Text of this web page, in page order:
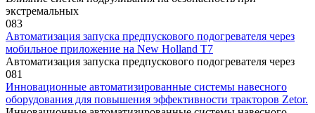
экстремальных
083
Автоматизация запуска предпускового подогревателя через
мобильное приложение на New Holland T7
Автоматизация запуска предпускового подогревателя через
081
Инновационные автоматизированные системы навесного
оборудования для повышения эффективности тракторов Zetor.